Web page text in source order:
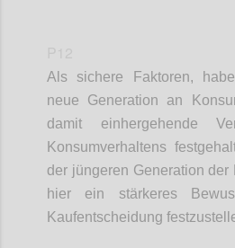
Als sichere Faktoren,
neue Generation an
damit einhergehende
Konsumverhaltens
der jüngeren Generation der
hier ein stärkeres
Kaufentscheidung